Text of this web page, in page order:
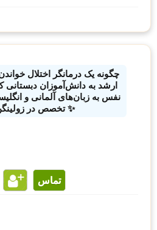
چگونه یک درمانگر اختلال
ارشد به دانش‌آموزان دبستانی
نفس به زبان‌های آلمانی و
✨ تخصص در
تماس